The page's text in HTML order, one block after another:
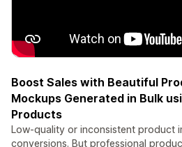
Boost Sales with Beautiful
Mockups Generated in Bulk
Products
Low-quality or inconsistent product
conversions. But professional